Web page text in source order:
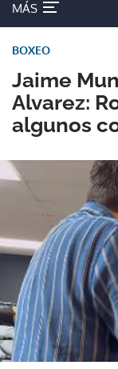
MÁS
Jaime
Alvarez:
algunos
BOXEO